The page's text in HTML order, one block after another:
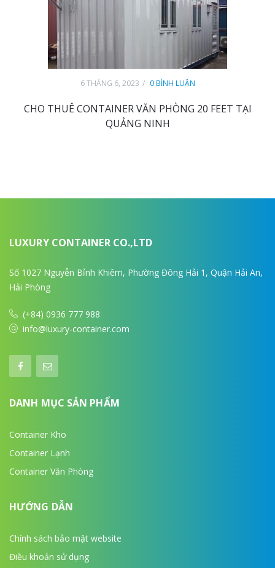
6 THÁNG 6, 2023 0 BÌNH LUẬN
CHO THUÊ CONTAINER VĂN PHÒNG 20 FEET TẠI
QUẢNG NINH
LUXURY CONTAINER CO.,LTD
Số 1027 Nguyễn Bỉnh Khiêm, Phường Đông Hải 1, Quận Hải An,
Hải Phòng
(+84) 0936 777 988
info@luxury-container.com
DANH MỤC SẢN PHẨM
Container Kho
Container Lạnh
Container Văn Phòng
HƯỚNG DẪN
Chính sách bảo mật website
Điều khoản sử dụng